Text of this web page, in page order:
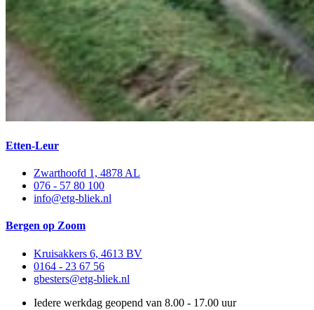
Etten-Leur
Zwarthoofd 1, 4878 AL
076 - 57 80 100
info@etg-bliek.nl
Bergen op Zoom
Kruisakkers 6, 4613 BV
0164 - 23 67 56
gbesters@etg-bliek.nl
Iedere werkdag geopend van 8.00 - 17.00 uur